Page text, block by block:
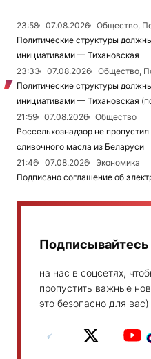
23:58 07.08.2026
Общество,
Политические структуры
инициативами — Тихановская
23:33
07.08.2026
Общество,
Политические структуры
инициативами — Тихановская
21:59
07.08.2026
Общество
Россельхознадзор не
сливочного масла из Беларуси
21:46
07.08.2026
Экономика
Подписано соглашение об
Подписывайтесь
на нас в соцсетях,
пропустить важные
это безопасно для вас)